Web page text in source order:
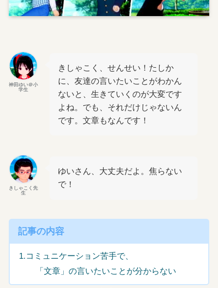
神田ゆい＠小
学生
きしゃこく、せんせい！たしか
に、友達の言いたいことがわかん
ないと、生きていくのが大変です
よね。でも、それだけじゃないん
です。文章もなんです！
きしゃこく先
生
ゆいさん、大丈夫だよ。焦らない
で！
記事の内容
1.コミュニケーション苦手で、
「文章」の言いたいことが分からない